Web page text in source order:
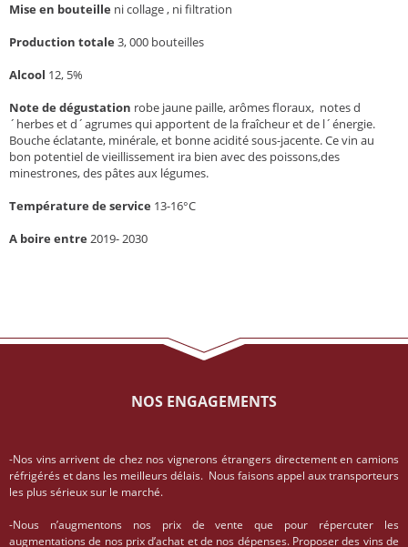
Mise en bouteille ni collage , ni filtration
Production totale 3, 000 bouteilles
Alcool 12, 5%
Note de dégustation robe jaune paille, arômes floraux, notes d
´herbes et d´agrumes qui apportent de la fraîcheur et de l´énergie.
Bouche éclatante, minérale, et bonne acidité sous-jacente. Ce vin au
bon potentiel de vieillissement ira bien avec des poissons,des
minestrones, des pâtes aux légumes.
Température de service 13-16°C
A boire entre 2019- 2030
NOS ENGAGEMENTS
-Nos vins arrivent de chez nos vignerons étrangers directement en camions
réfrigérés et dans les meilleurs délais. Nous faisons appel aux transporteurs
les plus sérieux sur le marché.
-Nous n’augmentons nos prix de vente que pour répercuter les
augmentations de nos prix d’achat et de nos dépenses. Proposer des vins de